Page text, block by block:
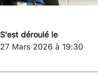
S'est déroulé le
27 Mars 2026 à 19:30